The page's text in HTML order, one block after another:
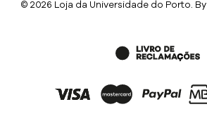
© 2026 Loja da Universidade do Porto. By